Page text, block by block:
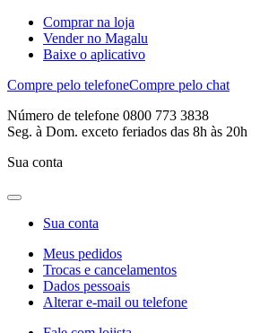
Comprar na loja
Vender no Magalu
Baixe o aplicativo
Compre pelo telefoneCompre pelo chat
Número de telefone 0800 773 3838
Seg. à Dom. exceto feriados das 8h às 20h
Sua conta
Sua conta
Meus pedidos
Trocas e cancelamentos
Dados pessoais
Alterar e-mail ou telefone